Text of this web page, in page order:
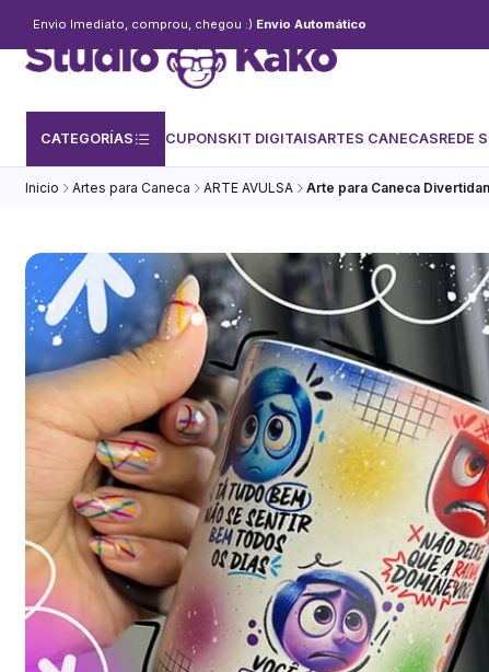
CATEGORÍAS CUPONSKIT DIGITAISARTES CANECASREDE
Envio Imediato, comprou, chegou :) Envio Automático
Inicio Artes para Caneca ARTE AVULSA Arte para Caneca